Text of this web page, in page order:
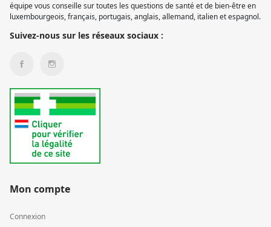
équipe vous conseille sur toutes les questions de santé et de bien-être en
luxembourgeois, français, portugais, anglais, allemand, italien et espagnol.
Suivez-nous sur les réseaux sociaux :
Mon compte
Connexion